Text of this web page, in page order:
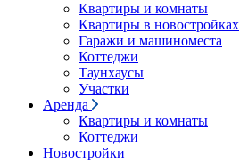
Квартиры и комнаты
Квартиры в новостройках
Гаражи и машиноместа
Коттеджи
Таунхаусы
Участки
Аренда
Квартиры и комнаты
Коттеджи
Новостройки